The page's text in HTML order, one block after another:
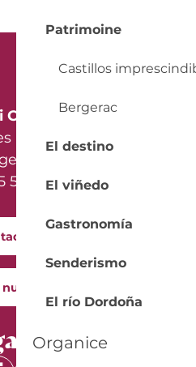
Patrimoine
Castillos
Bergerac
El destino
El viñedo
Gastronomía
Senderismo
El río Dordoña
Organice
Cyrano
Récollets
- France
53 57 03 11
con nosotros
boletín